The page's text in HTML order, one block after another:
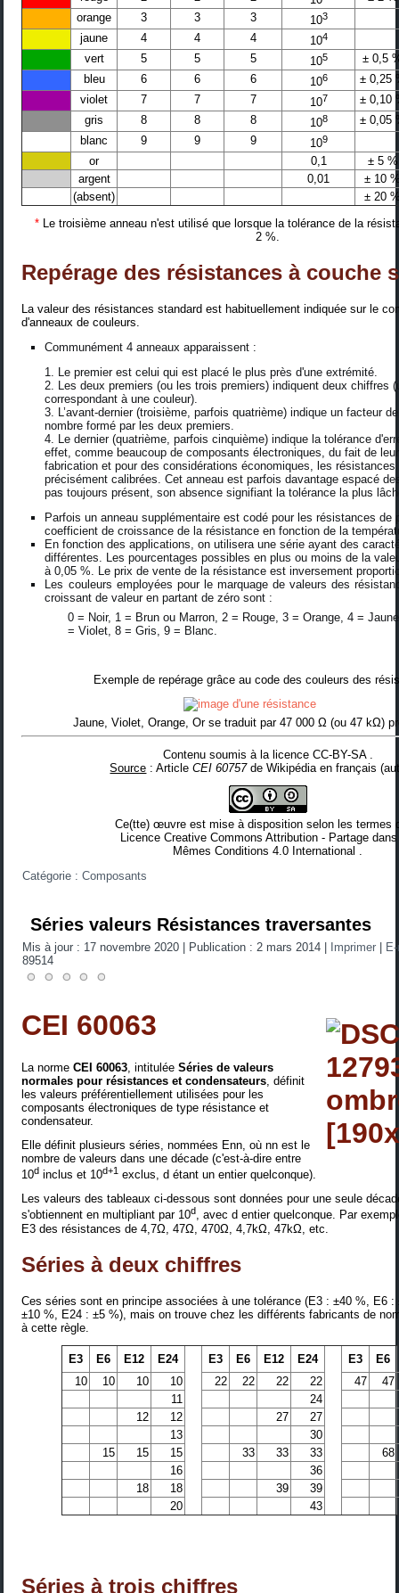
orange
3 3 3 103
jaune 4 4 4 104
vert 5 5 5 105
± 0,5
bleu
6 6 6 106
± 0,25
violet
7 7 7 107
± 0,10
gris
8 8 8 108
± 0,05
blanc
9 9 9 109
or 0,1
± 5 %
argent
0,01
± 10
(absent)
± 20
* Le troisième anneau n'est utilisé que lorsque la tolérance de la
2 %.
Repérage des résistances à couche
La valeur des résistances standard est habituellement indiquée sur le
d'anneaux de couleurs.
Communément 4 anneaux apparaissent :
Le premier est celui qui est placé le plus près d'une extrémité.
Les deux premiers (ou les trois premiers) indiquent deux chiffres
correspondant à une couleur).
L’avant-dernier (troisième, parfois quatrième) indique un facteur
nombre formé par les deux premiers.
Le dernier (quatrième, parfois cinquième) indique la tolérance
effet, comme beaucoup de composants électroniques, du fait de
fabrication et pour des considérations économiques, les
précisément calibrées. Cet anneau est parfois davantage espacé
pas toujours présent, son absence signifiant la tolérance la plus
Parfois un anneau supplémentaire est codé pour les résistances de
coefficient de croissance de la résistance en fonction de la
En fonction des applications, on utilisera une série ayant des
différentes. Les pourcentages possibles en plus ou moins de la
à 0,05 %. Le prix de vente de la résistance est inversement
Les couleurs employées pour le marquage de valeurs des
croissant de valeur en partant de zéro sont :
0 = Noir, 1 = Brun ou Marron, 2 = Rouge, 3 = Orange, 4 =
= Violet, 8 = Gris, 9 = Blanc.
Exemple de repérage grâce au code des couleurs des
Jaune, Violet, Orange, Orse traduit par47 000 Ω (ou47 kΩ)
Contenu soumis à la licence CC-BY-SA
Source : ArticleCEI 60757deWikipédia en français (
Ce(tte) œuvre est mise à disposition selon les termes
Licence Creative Commons Attribution - Partage
Mêmes Conditions 4.0 International .
Catégorie :Composants
Séries valeurs Résistances traversantes
Mis à jour : 17 novembre 2020 Publication : 2 mars 2014 Imprimer
89514
CEI 60063
La normeCEI 60063 , intituléeSéries de valeurs
normales pour résistances et condensateurs , définit
les valeurs préférentiellement utilisées pour les
composants électroniques de type résistance et
condensateur.
Elle définit plusieurs séries, nommées Enn, où nn est le
nombre de valeurs dans une décade (c'est-à-dire entre
10d inclus et 10d+1 exclus, d étant un entier quelconque).
Les valeurs des tableaux ci-dessous sont données pour une seule
s'obtiennent en multipliant par 10d, avec d entier quelconque. Par
E3 des résistances de 4,7Ω, 47Ω, 470Ω, 4,7kΩ, 47kΩ, etc.
Séries à deux chiffres
Ces séries sont en principe associées à une tolérance (E3 : ±40 %, E6
±10 %, E24 : ±5 %), mais on trouve chez les différents fabricants de
à cette règle.
E3 E6 E12 E24 E3 E6 E12 E24 E3
E6
10
10 10 10 22 22 22 22 47
47
11
24
12
12 27
27
13
30
15
15 15 33 33 33
68
16
36
18
18 39
39
20
43
Séries à trois chiffres